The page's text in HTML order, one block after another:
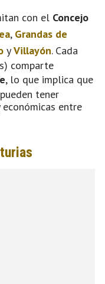
con el Concejo
, Grandas de
yVillayón. Cada
comparte
, lo que implica que
tener
entre